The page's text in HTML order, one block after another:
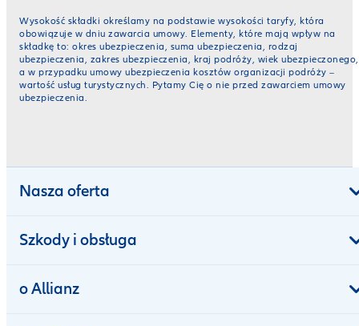
Wysokość składki określamy na podstawie wysokości taryfy, która
obowiązuje w dniu zawarcia umowy. Elementy, które mają wpływ na
składkę to: okres ubezpieczenia, suma ubezpieczenia, rodzaj
ubezpieczenia, zakres ubezpieczenia, kraj podróży, wiek ubezpieczonego,
a w przypadku umowy ubezpieczenia kosztów organizacji podróży –
wartość usług turystycznych. Pytamy Cię o nie przed zawarciem umowy
ubezpieczenia.
Nasza oferta
Szkody i obsługa
o Allianz